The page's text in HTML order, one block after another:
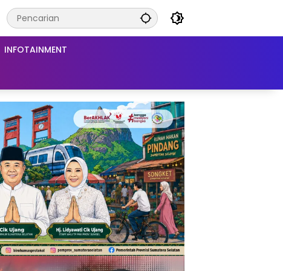
INFOTAINMENT